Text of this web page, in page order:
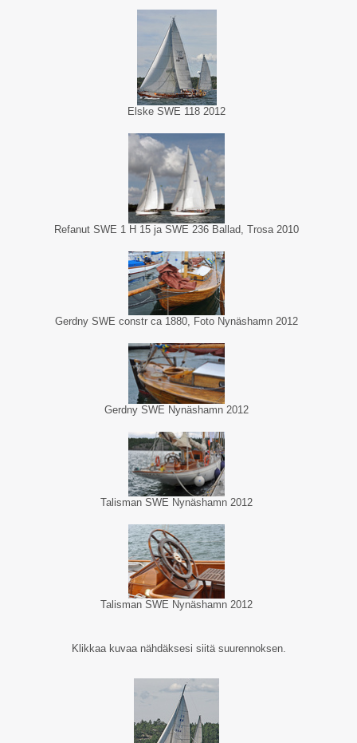
Elske SWE 118 2012
Refanut SWE 1 H 15 ja SWE 236 Ballad, Trosa 2010
Gerdny SWE constr ca 1880, Foto Nynäshamn 2012
Gerdny SWE Nynäshamn 2012
Talisman SWE Nynäshamn 2012
Talisman SWE Nynäshamn 2012
Klikkaa kuvaa nähdäksesi siitä suurennoksen.